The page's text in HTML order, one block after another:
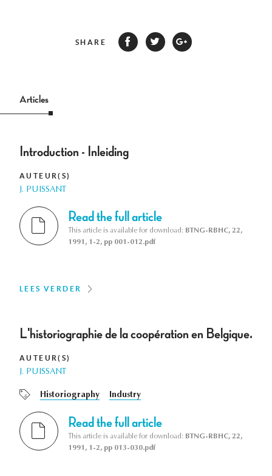
SHARE
Articles
Introduction - Inleiding
AUTEUR(S)
J. PUISSANT
Read the full article
This article is available for download: BTNG-RBHC, 22,
1991, 1-2, pp 001-012.pdf
LEES VERDER
L'historiographie de la coopération en Belgique.
AUTEUR(S)
J. PUISSANT
Historiography Industry
Read the full article
This article is available for download: BTNG-RBHC, 22,
1991, 1-2, pp 013-030.pdf